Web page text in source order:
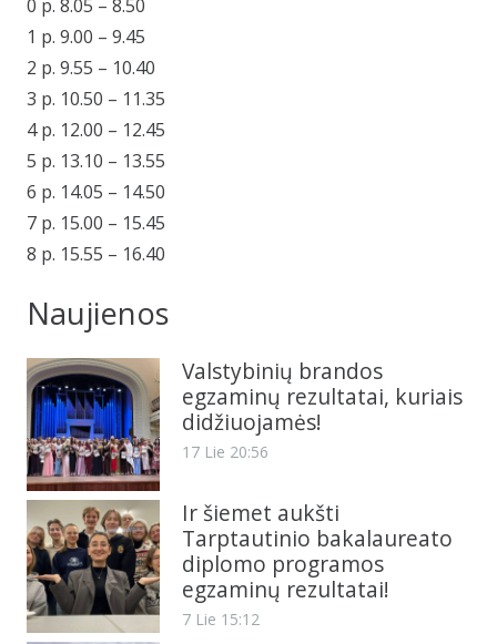
0 p. 8.05 – 8.50
1 p. 9.00 – 9.45
2 p. 9.55 – 10.40
3 p. 10.50 – 11.35
4 p. 12.00 – 12.45
5 p. 13.10 – 13.55
6 p. 14.05 – 14.50
7 p. 15.00 – 15.45
8 p. 15.55 – 16.40
Naujienos
Valstybinių brandos
egzaminų rezultatai, kuriais
didžiuojamės!
17 Lie 20:56
Ir šiemet aukšti
Tarptautinio bakalaureato
diplomo programos
egzaminų rezultatai!
7 Lie 15:12